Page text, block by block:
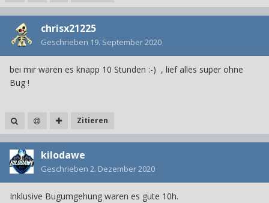
chrisx21225
Geschrieben 19. September 2020
bei mir waren es knapp 10 Stunden :-) , lief alles super ohne
Bug !
Zitieren
kilodawe
Geschrieben 2. Dezember 2020
Inklusive Bugumgehung waren es gute 10h.